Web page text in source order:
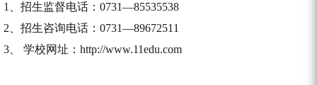
1、招生监督电话：0731—85535538
2、招生咨询电话：0731—89672511
3、 学校网址：http://www.11edu.com